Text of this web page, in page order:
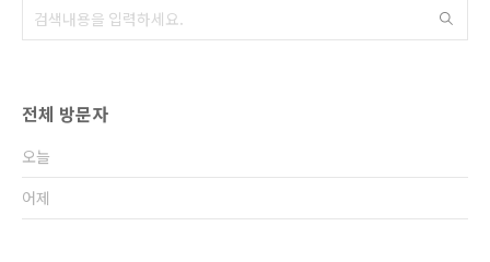
전체 방문자
오늘
어제